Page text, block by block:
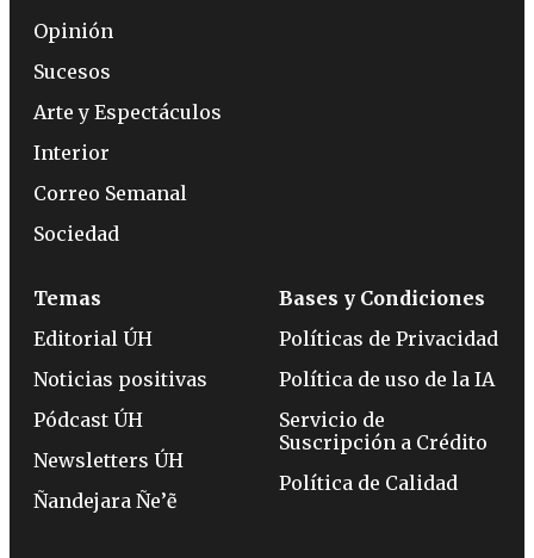
Opinión
Sucesos
Arte y Espectáculos
Interior
Correo Semanal
Sociedad
Temas
Editorial ÚH
Noticias positivas
Pódcast ÚH
Newsletters ÚH
Ñandejara Ñe’ẽ
Bases y Condiciones
Políticas de Privacidad
Política de uso de la IA
Servicio de
Suscripción a Crédito
Política de Calidad